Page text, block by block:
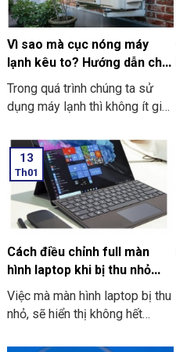
dạng ngày tháng năm trong
Excel.
Vì sao mà cục nóng máy
lạnh kêu to? Hướng dẫn cho
bạn tự khắc phục tại nhà
Trong quá trình chúng ta sử
dụng máy lạnh thì không ít gia
máy lạnh bị kêu to bất thường.
Đặc biệt là vào những ngày
nắng nóng khi mà thiết bị phải
hoạt động liên tục. Tiếng ồn bị
phát ra không chỉ gây khó chịu,
gây ảnh hưởng đến sinh hoạt.
Điều đó khiến nhiều người lo
lắng về độ an toàn và cả tuổi
thọ của máy.
13
Th01
Cách điều chỉnh full màn
hình laptop khi bị thu nhỏ
hiệu quả nhất 2026
Việc mà màn hình laptop bị thu
nhỏ, sẽ hiển thị không hết